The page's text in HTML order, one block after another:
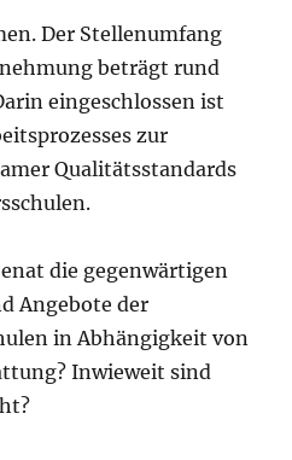
Der Stellenumfang
beträgt rund
eingeschlossen ist
zur
Qualitätsstandards
die gegenwärtigen
Angebote der
in Abhängigkeit von
Inwieweit sind